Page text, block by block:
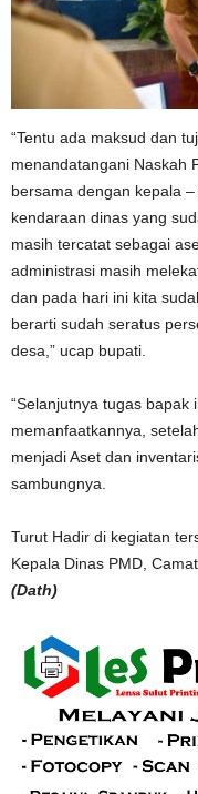
“Tentu ada maksud dan
menandatangani Naskah
bersama dengan kepala
kendaraan dinas yang
masih tercatat sebagai
administrasi masih
dan pada hari ini kita
berarti sudah seratus
desa,” ucap bupati.
“Selanjutnya tugas bapak
memanfaatkannya,
menjadi Aset dan
sambungnya.
Turut Hadir di kegiatan
Kepala Dinas PMD,
(Dath)